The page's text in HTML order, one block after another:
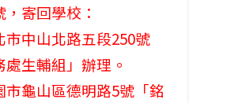
寄回學校：
市中山北路五段250號
處生輔組」辦理。
龜山區德明路5號「銘